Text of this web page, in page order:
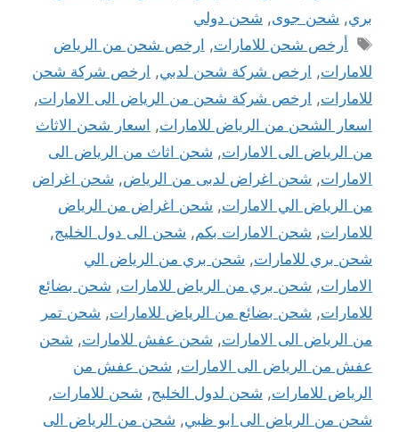
بري, شحن جوى, شحن دولي
الوسوم
أرخص شحن للامارات, ارخص شحن من الرياض
للامارات, ارخص شركة شحن لدبي, ارخص شركة شحن
للامارات, ارخص شركة شحن من الرياض الى الامارات,
اسعار الشحن من الرياض للامارات, اسعار شحن الاثاث
من الرياض الى الامارات, شحن اثاث من الرياض الى
الامارات, شحن اغراض لدبى من الرياض, شحن اغراض
من الرياض الي الامارات, شحن اغراض من الرياض
للامارات, شحن الامارات بكم, شحن الى دول الخليج,
شحن بري للامارات, شحن بري من الرياض الي
الامارات, شحن بري من الرياض للامارات, شحن بضائع
للامارات, شحن بضائع من الرياض للامارات, شحن تمر
من الرياض الى الامارات, شحن عفش للامارات, شحن
عفش من الرياض الى الامارات, شحن عفش من
الرياض للامارات, شحن لدول الخليج, شحن للامارات,
شحن من الرياض الى ابو ظبي, شحن من الرياض الى